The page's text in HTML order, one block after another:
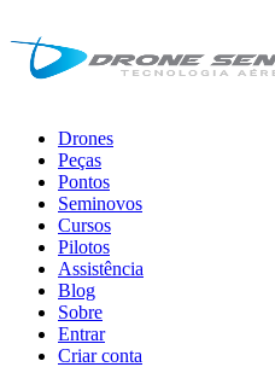
Drones
Peças
Pontos
Seminovos
Cursos
Pilotos
Assistência
Blog
Sobre
Entrar
Criar conta